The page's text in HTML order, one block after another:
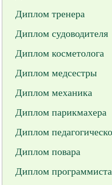
Диплом тренера
Диплом судоводителя
Диплом косметолога
Диплом медсестры
Диплом механика
Диплом парикмахера
Диплом
Диплом повара
Диплом программиста